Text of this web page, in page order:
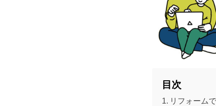
目次
リフォーム